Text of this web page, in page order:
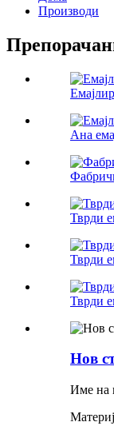
Производи
Ана
Тврди
Тврди
Тврди
Нов
Име на